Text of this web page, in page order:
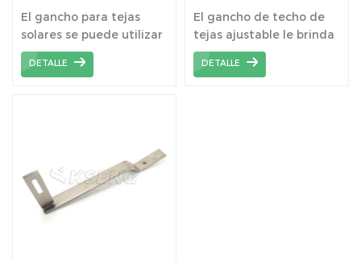
montaje solar
El gancho para tejas
solares se puede utilizar
para la instalación del
sistema de montaje
DETALLE
El gancho de techo de
tejas ajustable le brinda
diferentes niveles de
altura para la instalación
DETALLE